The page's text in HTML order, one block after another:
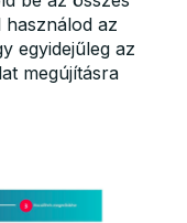
az
egyidejűleg az
megújításra